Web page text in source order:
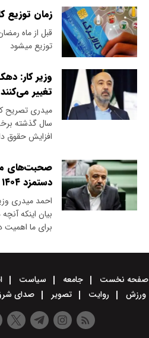
زمان
توزیع میشود
تغییر می‌کنند
میدری تصریح
سال گذشته
افزایش حقوق
صحبت‌های
دستمزد ۱۴۰۴
احمد میدری
برای ما اهمیت
صفحه نخست جامعه سیاست
ورزش
روایت تصویر صدای